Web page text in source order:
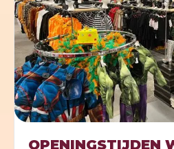
OPENINGSTIJDEN